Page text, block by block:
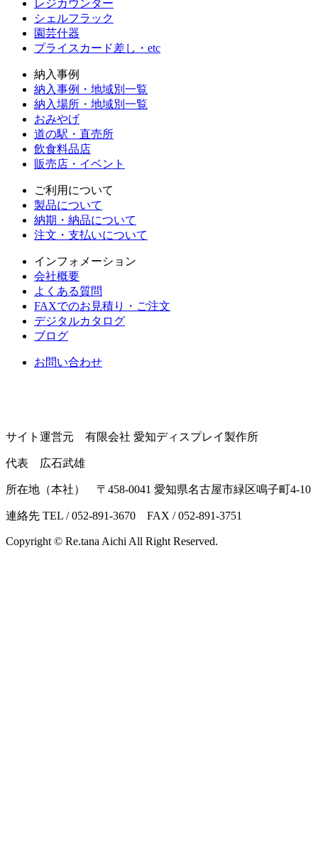
レジカウンター
シェルフラック
園芸什器
プライスカード差し・etc
納入事例
納入事例・地域別一覧
納入場所・地域別一覧
おみやげ
道の駅・直売所
飲食料品店
販売店・イベント
ご利用について
製品について
納期・納品について
注文・支払いについて
インフォメーション
会社概要
よくある質問
FAXでのお見積り・ご注文
デジタルカタログ
ブログ
お問い合わせ
サイト運営元 有限会社 愛知ディスプレイ製作所
代表 広石武雄
所在地（本社） 〒458-0041 愛知県名古屋市緑区鳴子町4-10
連絡先 TEL / 052-891-3670 FAX / 052-891-3751
Copyright © Re.tana Aichi All Right Reserved.